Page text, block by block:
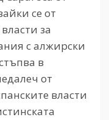
се от
за
с алжирски
в
от
власти